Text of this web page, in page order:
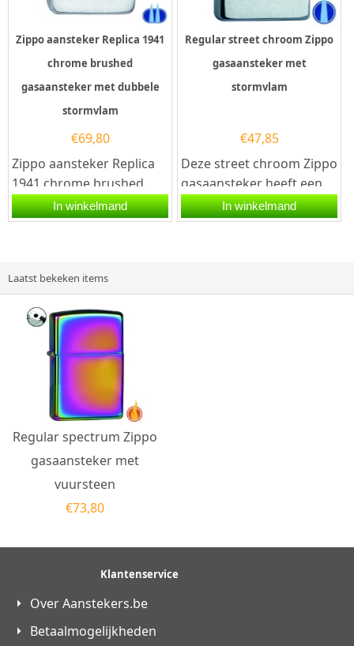
Zippo aansteker Replica 1941
chrome brushed
gasaansteker met dubbele
stormvlam
€69,80
Zippo aansteker Replica
1941 chrome brushed.
Deze Zippo aansteker
heeft een geborsteld
In winkelmand
Regular street chroom Zippo
gasaansteker met
stormvlam
€47,85
Deze street chroom Zippo
gasaansteker heeft een
mat chromen afwerking
met krassen. Hierdoor
In winkelmand
Laatst bekeken items
Regular spectrum Zippo
gasaansteker met
vuursteen
€73,80
Klantenservice
Over Aanstekers.be
Betaalmogelijkheden